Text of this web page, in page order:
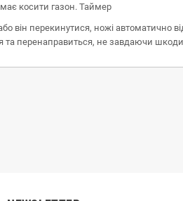
косити газон. Таймер
він перекинутися, ножі автоматично
та перенаправиться, не завдаючи